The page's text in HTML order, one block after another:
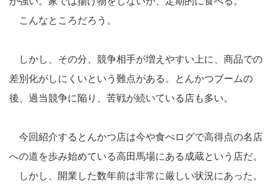
こんなところだろう。
しかし、その分、競争相手が増えやすい上に、商品での
差別化がしにくいという難点がある。とんかつブームの
後、過当競争に陥り、苦戦が続いている店も多い。
今回紹介するとんかつ店は今や食べログで高得点の名店
への道を歩み始めている高田馬場にある成蔵という店だ。
しかし、開業した数年前は非常に厳しい状況にあった。